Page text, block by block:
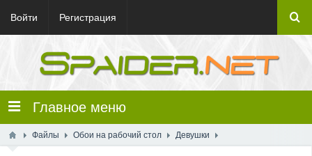
Войти Регистрация
Главное меню
Файлы Обои на рабочий стол Девушки